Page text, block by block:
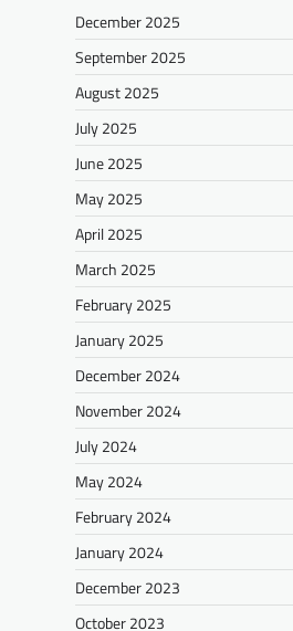
December 2025
September 2025
August 2025
July 2025
June 2025
May 2025
April 2025
March 2025
February 2025
January 2025
December 2024
November 2024
July 2024
May 2024
February 2024
January 2024
December 2023
October 2023